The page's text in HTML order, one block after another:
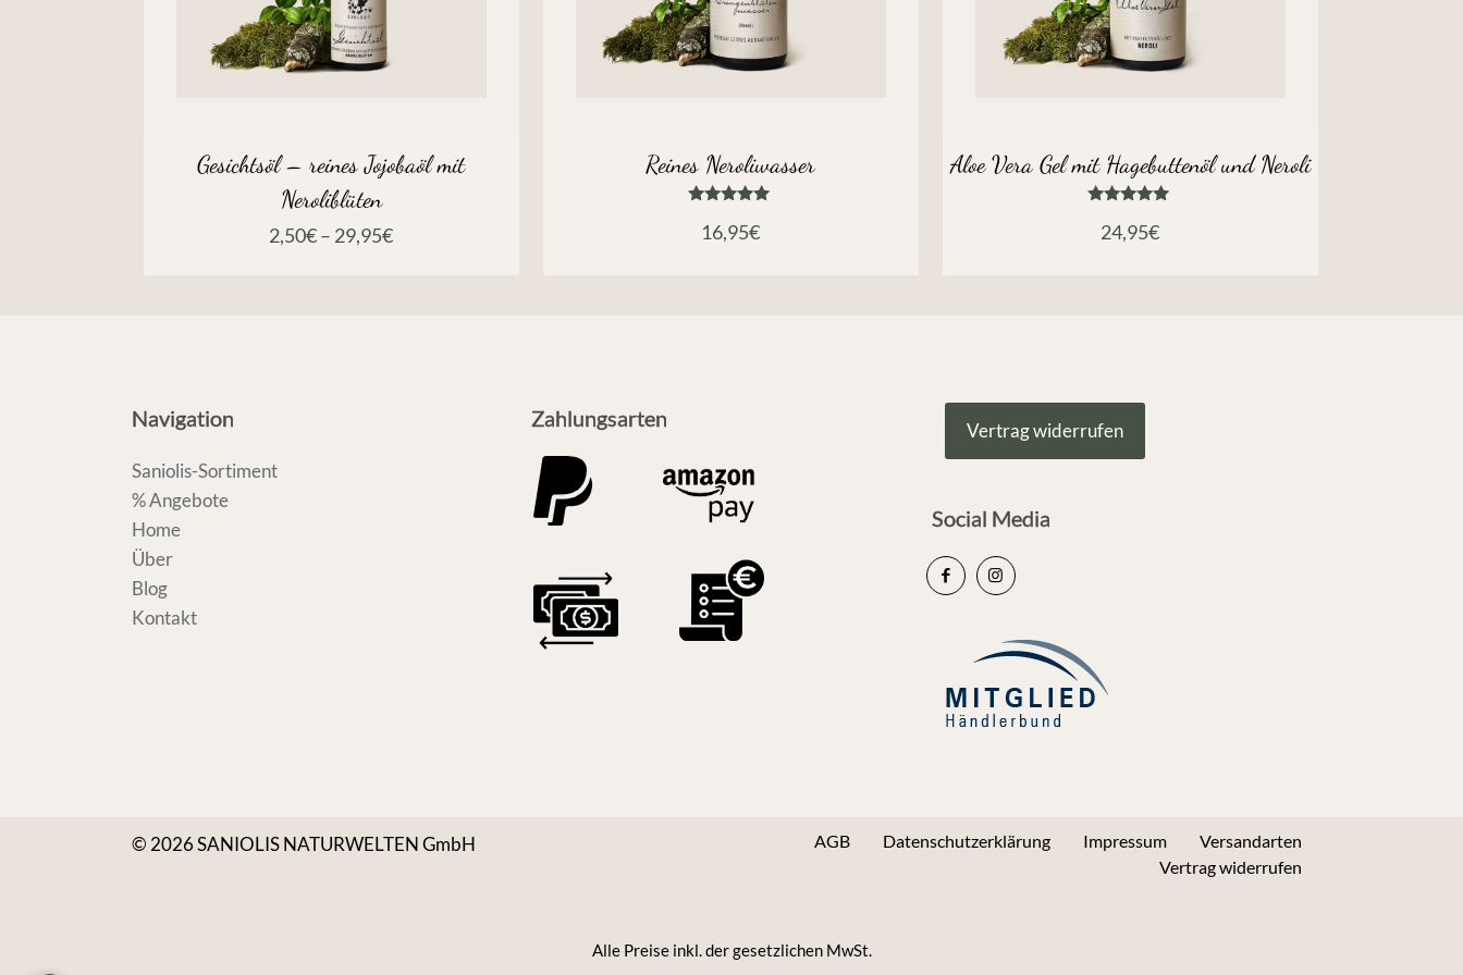
Gesichtsöl – reines Jojobaöl mit
Neroliblüten
2,50€– 29,95€
Reines Neroliwasser
mit
5.00
16,95€
Aloe Vera Gel mit Hagebuttenöl und Neroli
mit
5.00
24,95€
Navigation
Saniolis-Sortiment
% Angebote
Home
Über
Blog
Kontakt
Zahlungsarten Vertrag widerrufen
Social Media
© 2026 SANIOLIS NATURWELTEN GmbH AGB Datenschutzerklärung Impressum
Versandarten
Vertrag widerrufen
Alle Preise inkl. der gesetzlichen MwSt.